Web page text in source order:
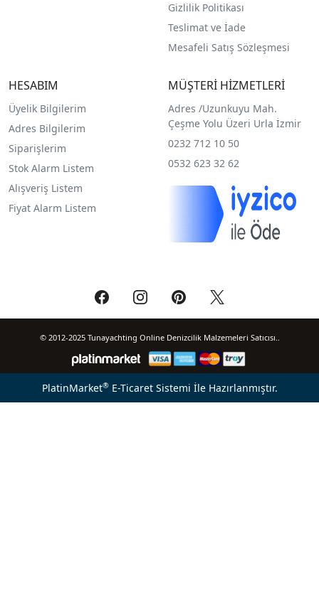
Gizlilik Politikası
Teslimat ve İade
Mesafeli Satış Sözleşmesi
HESABIM
Üyelik Bilgilerim
Adres Bilgilerim
Siparişlerim
Stok Alarm Listem
Alışveriş Listem
Fiyat Alarm Listem
MÜŞTERİ HİZMETLERİ
Adres /Uzunkuyu Mah.
Çeşme Yolu Üzeri Urla İzmir
0232 712 10 50
0532 623 32 62
© 2012-2025 Tunayachting Online Denizcilik Malzemeleri Satıcısı..
PlatinMarket®E-Ticaret Sistemi İle Hazırlanmıştır.